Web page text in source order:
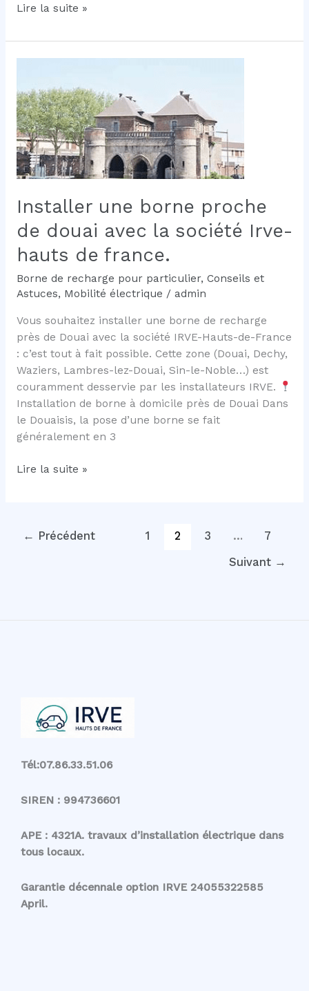
Installer
borne
de
proche
de
cambrai
avec
la
société
hauts
de
france
Lire la suite »
Installer une borne proche
de douai avec la société Irve-
hauts de france.
Borne de recharge pour particulier, Conseils et
Astuces, Mobilité électrique / admin
Vous souhaitez installer une borne de recharge
près de Douai avec la société IRVE-Hauts-de-France
: c’est tout à fait possible. Cette zone (Douai, Dechy,
Waziers, Lambres-lez-Douai, Sin-le-Noble…) est
couramment desservie par les installateurs IRVE.
Installation de borne à domicile près de Douai Dans
le Douaisis, la pose d’une borne se fait
généralement en 3
Installer
de
Irve-
Lire la suite »
← Précédent 1 2 3 … 7
Suivant →
Tél:07.86.33.51.06
SIREN : 994736601
APE : 4321A. travaux d’installation électrique dans
tous locaux.
Garantie décennale option IRVE 24055322585
April.